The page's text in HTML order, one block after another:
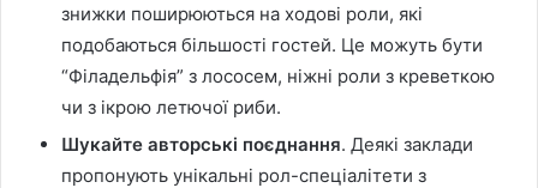
знижки поширюються на ходові роли, які
подобаються більшості гостей. Це можуть бути
“Філадельфія” з лососем, ніжні роли з креветкою
чи з ікрою летючої риби.
Шукайте авторські поєднання. Деякі заклади
пропонують унікальні рол-спеціалітети з